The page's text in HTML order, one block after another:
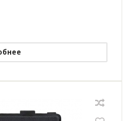
цвет белый